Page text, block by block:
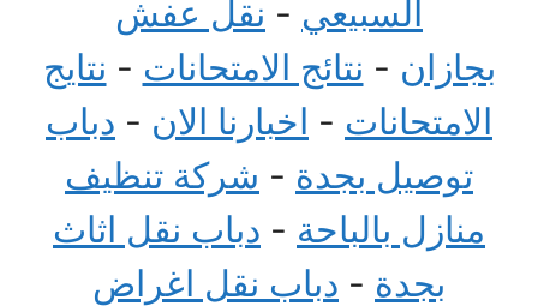
السبيعي - نقل عفش
بجازان - نتائج الامتحانات - نتايج
الامتحانات - اخبارنا الان - دباب
توصيل بجدة - شركة تنظيف
منازل بالباحة - دباب نقل اثاث
بجدة - دباب نقل اغراض